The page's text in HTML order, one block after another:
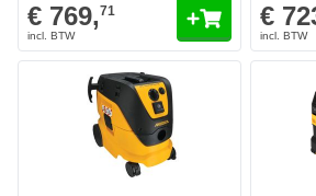
€ 769,71 €